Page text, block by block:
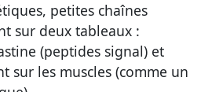
petites chaînes
sur deux tableaux :
(peptides signal) et
sur les muscles (comme un